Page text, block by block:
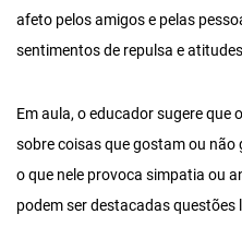
afeto pelos amigos e pelas
sentimentos de repulsa e
Em aula, o educador sugere que
sobre coisas que gostam ou não
o que nele provoca simpatia ou
podem ser destacadas